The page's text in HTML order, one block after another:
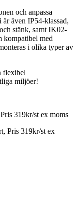
och anpassa
även IP54-klassad,
stänk, samt IK02-
kompatibel med
i olika typer av
flexibel
miljöer!
319kr/st ex moms
Pris 319kr/st ex